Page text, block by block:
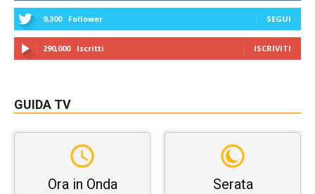
9,300 Follower SEGUI
290,000 Iscritti ISCRIVITI
GUIDA TV
Ora in Onda Serata